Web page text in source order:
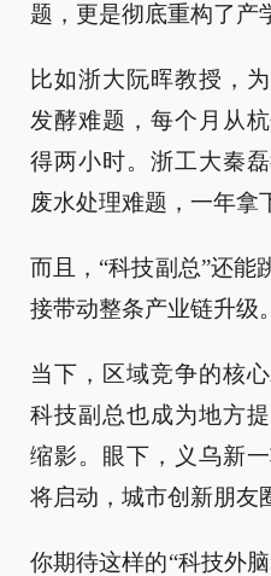
题，更是彻底重构了产
比如浙大阮晖教授，
发酵难题，每个月从
得两小时。浙工大秦
废水处理难题，一年拿
而且，“科技副总”还能
接带动整条产业链升级。
当下，区域竞争的核
科技副总也成为地方
缩影。眼下，义乌新
将启动，城市创新朋友
你期待这样的“科技外